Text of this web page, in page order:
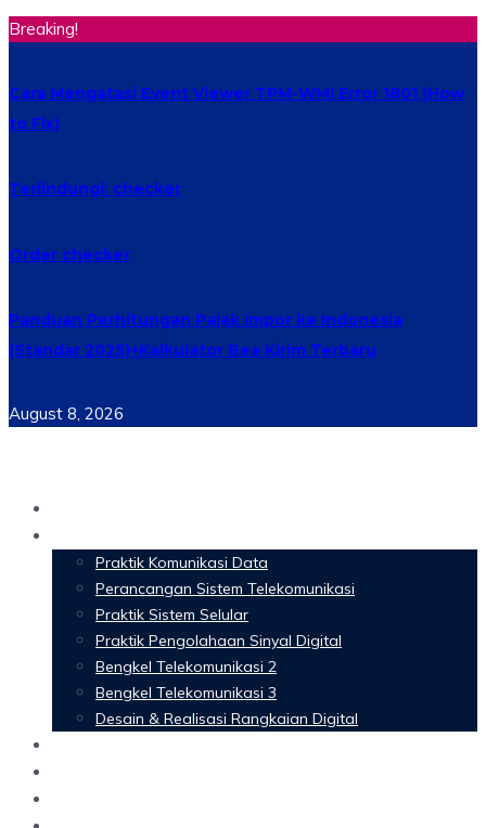
Breaking!
Cara Mengatasi Event Viewer TPM-WMI Error 1801 (How
to Fix)
Terlindungi: checker
Order checker
Panduan Perhitungan Pajak Impor ke Indonesia
(Standar 2025)+Kalkulator Bea Kirim Terbaru
August 8, 2026
Praktik Komunikasi Data
Perancangan Sistem Telekomunikasi
Praktik Sistem Selular
Praktik Pengolahaan Sinyal Digital
Bengkel Telekomunikasi 2
Bengkel Telekomunikasi 3
Desain & Realisasi Rangkaian Digital